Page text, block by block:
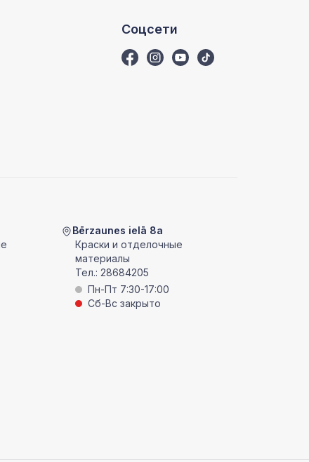
Соцсети
Bērzaunes ielā 8a
Краски и отделочные
материалы
Тел.: 28684205
Пн-Пт 7:30-17:00
Сб-Вс закрыто